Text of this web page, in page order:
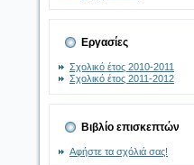
Εργασίες
Σχολικό έτος 2010-2011
Σχολικό έτος 2011-2012
Βιβλίο επισκεπτών
Αφήστε τα σχόλιά σας!